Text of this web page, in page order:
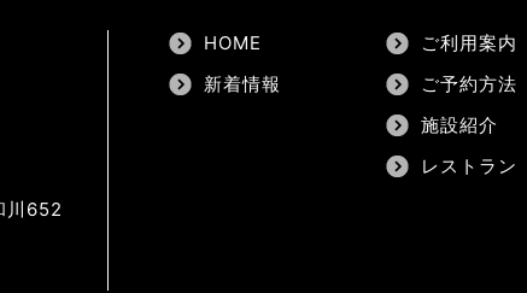
川652
HOME
新着情報
ご利用案内
ご予約方法
施設紹介
レストラン